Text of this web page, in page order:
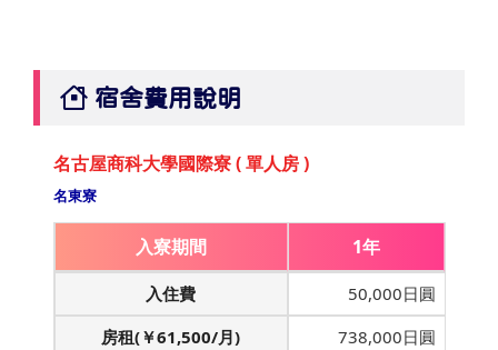
宿舍費用說明
名古屋商科大學國際寮 ( 單人房 )
名東寮
入寮期間 1年
入住費
50,000日圓
房租(￥61,500/月)
738,000日圓